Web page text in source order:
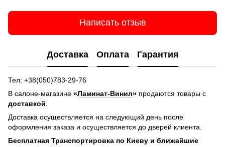
Написать отзыв
Доставка Оплата Гарантия
Тел: +38(050)783-29-76
В салоне-магазине «Ламинат-Винил» продаются товары с
доставкой
Доставка осуществляется на следующий день после
оформления заказа и осуществляется до дверей клиента.
Бесплатная Транспортировка по Киеву и ближайшие